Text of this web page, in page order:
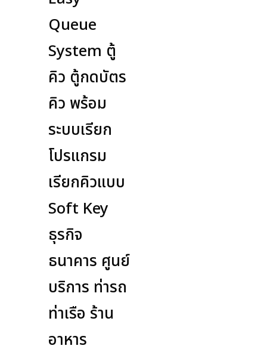
Queue
System ตู้
คิว ตู้กดบัตร
คิว พร้อม
ระบบเรียก
โปรแกรม
เรียกคิวแบบ
Soft Key
ธุรกิจ
ธนาคาร ศูนย์
บริการ ท่ารถ
ท่าเรือ ร้าน
อาหาร